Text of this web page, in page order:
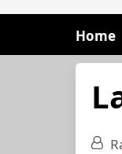
Home